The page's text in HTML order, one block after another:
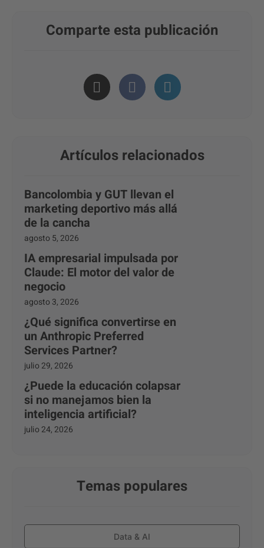
Comparte esta publicación
Artículos relacionados
Bancolombia y GUT llevan el
marketing deportivo más allá
de la cancha
agosto 5, 2026
IA empresarial impulsada por
Claude: El motor del valor de
negocio
agosto 3, 2026
¿Qué significa convertirse en
un Anthropic Preferred
Services Partner?
julio 29, 2026
¿Puede la educación colapsar
si no manejamos bien la
inteligencia artificial?
julio 24, 2026
Temas populares
Data & AI